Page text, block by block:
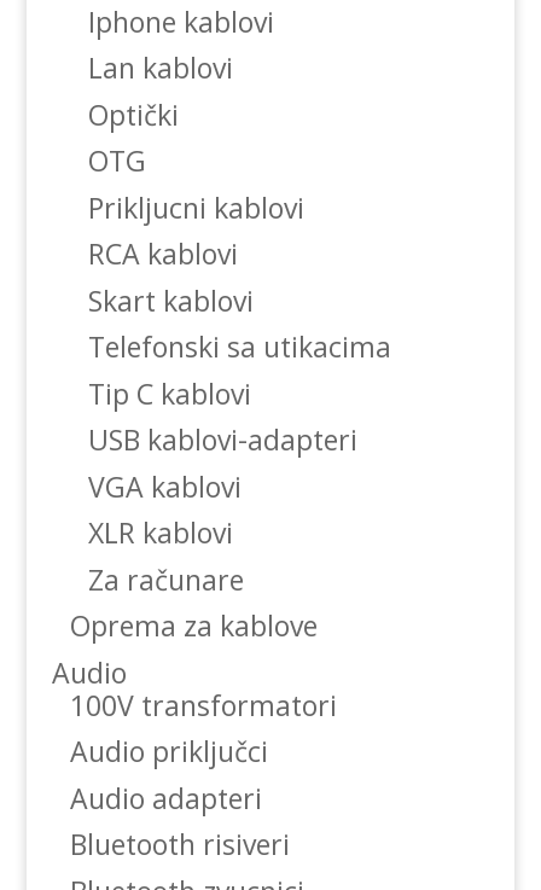
Iphone kablovi
Lan kablovi
Optički
OTG
Prikljucni kablovi
RCA kablovi
Skart kablovi
Telefonski sa utikacima
Tip C kablovi
USB kablovi-adapteri
VGA kablovi
XLR kablovi
Za računare
Oprema za kablove
Audio
100V transformatori
Audio priključci
Audio adapteri
Bluetooth risiveri